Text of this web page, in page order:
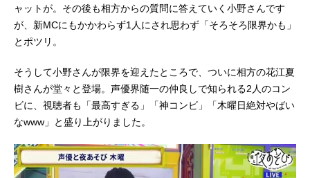
ャットが。その後も相方からの質問に答えていく小野さんです
が、新MCにもかかわらず1人にされ思わず「そろそろ限界かも」
とポツリ。
そうして小野さんが限界を迎えたところで、ついに相方の花江夏
樹さんが堂々と登場。声優界随一の仲良しで知られる2人のコン
ビに、視聴者も「最高すぎる」「神コンビ」「木曜日絶対やばい
なwww」と盛り上がりました。